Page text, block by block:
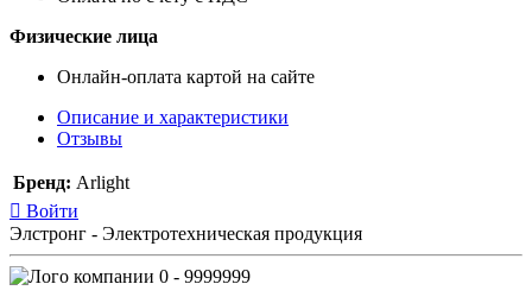
Физические лица
Онлайн-оплата картой на сайте
Описание и характеристики
Отзывы
Бренд: Arlight
Войти
Элстронг - Электротехническая продукция
0 - 9999999